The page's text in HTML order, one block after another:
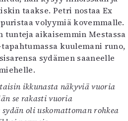
taakse. Petri nostaa Ex
volyymiä kovemmalle.
aikaisemmin Mestassa
kuulemani runo,
sydämen saaneelle
ikkunasta näkyviä vuoria
se rakasti vuoria
oli uskomattoman rohkea